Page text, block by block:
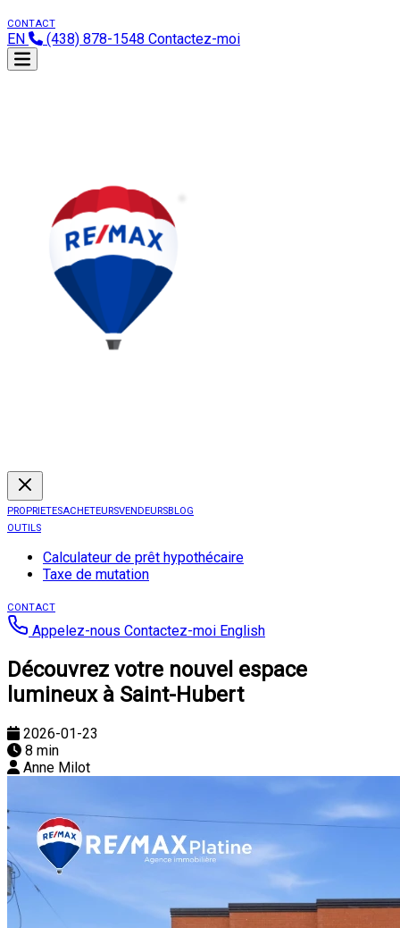
CONTACT
EN (438) 878-1548 Contactez-moi
PROPRIETESACHETEURSVENDEURSBLOG
OUTILS
Calculateur de prêt hypothécaire
Taxe de mutation
CONTACT
Appelez-nous Contactez-moi English
Découvrez votre nouvel espace
lumineux à Saint-Hubert
2026-01-23
8 min
Anne Milot